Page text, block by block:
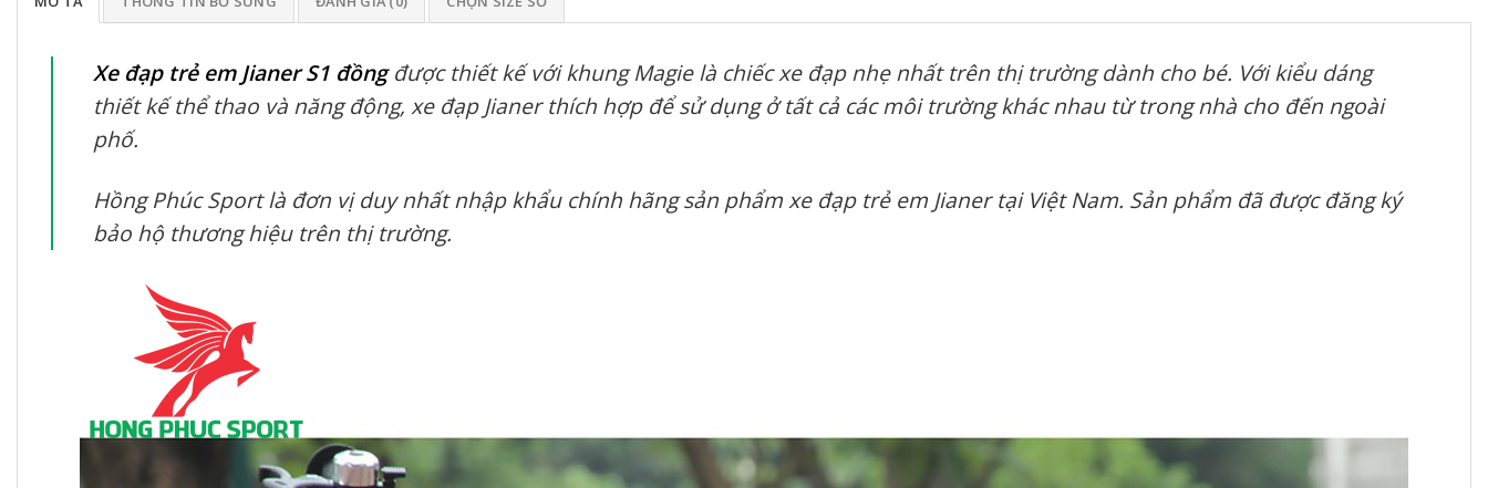
Xe đạp trẻ em Jianer S1 đồngđược thiết kế với khung Magie là chiếc xe đạp nhẹ nhất trên thị trường dành cho bé. Với kiểu dáng
thiết kế thể thao và năng động, xe đạp Jianer thích hợp để sử dụng ở tất cả các môi trường khác nhau từ trong nhà cho đến ngoài
phố.
Hồng Phúc Sport là đơn vị duy nhất nhập khẩu chính hãng sản phẩm xe đạp trẻ em Jianer tại Việt Nam. Sản phẩm đã được đăng ký
bảo hộ thương hiệu trên thị trường.